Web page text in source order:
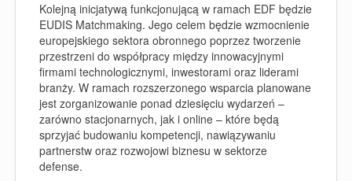
Kolejną inicjatywą funkcjonującą w ramach EDF będzie
EUDIS Matchmaking. Jego celem będzie wzmocnienie
europejskiego sektora obronnego poprzez tworzenie
przestrzeni do współpracy między innowacyjnymi
firmami technologicznymi, inwestorami oraz liderami
branży. W ramach rozszerzonego wsparcia planowane
jest zorganizowanie ponad dziesięciu wydarzeń –
zarówno stacjonarnych, jak i online – które będą
sprzyjać budowaniu kompetencji, nawiązywaniu
partnerstw oraz rozwojowi biznesu w sektorze
defense.